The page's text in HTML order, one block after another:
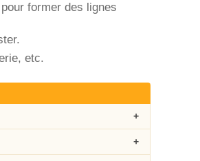
former des lignes
etc.